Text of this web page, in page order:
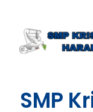
content
SMP